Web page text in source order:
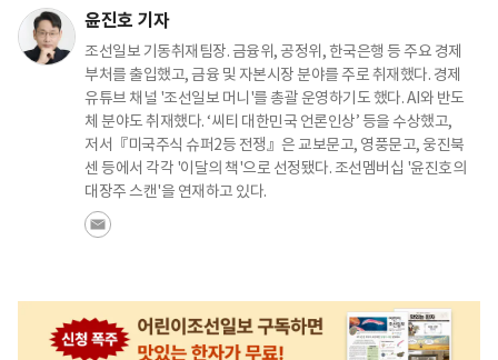
윤진호 기자
조선일보 기동취재팀장. 금융위, 공정위, 한국은행 등 주요 경제
부처를 출입했고, 금융 및 자본시장 분야를 주로 취재했다. 경제
유튜브 채널 '조선일보 머니'를 총괄 운영하기도 했다. AI와 반도
체 분야도 취재했다. ‘씨티 대한민국 언론인상’ 등을 수상했고,
저서『미국주식 슈퍼2등 전쟁』은 교보문고, 영풍문고, 웅진북
센 등에서 각각 '이달의 책'으로 선정됐다. 조선멤버십 '윤진호의
대장주 스캔'을 연재하고 있다.